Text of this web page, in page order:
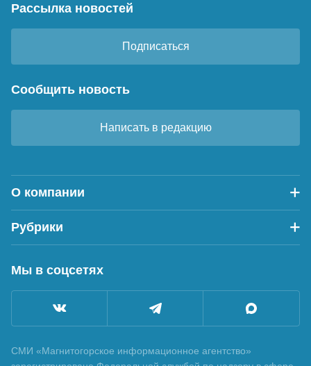
Рассылка новостей
Подписаться
Сообщить новость
Написать в редакцию
О компании
Рубрики
Мы в соцсетях
СМИ «Магнитогорское информационное агентство»